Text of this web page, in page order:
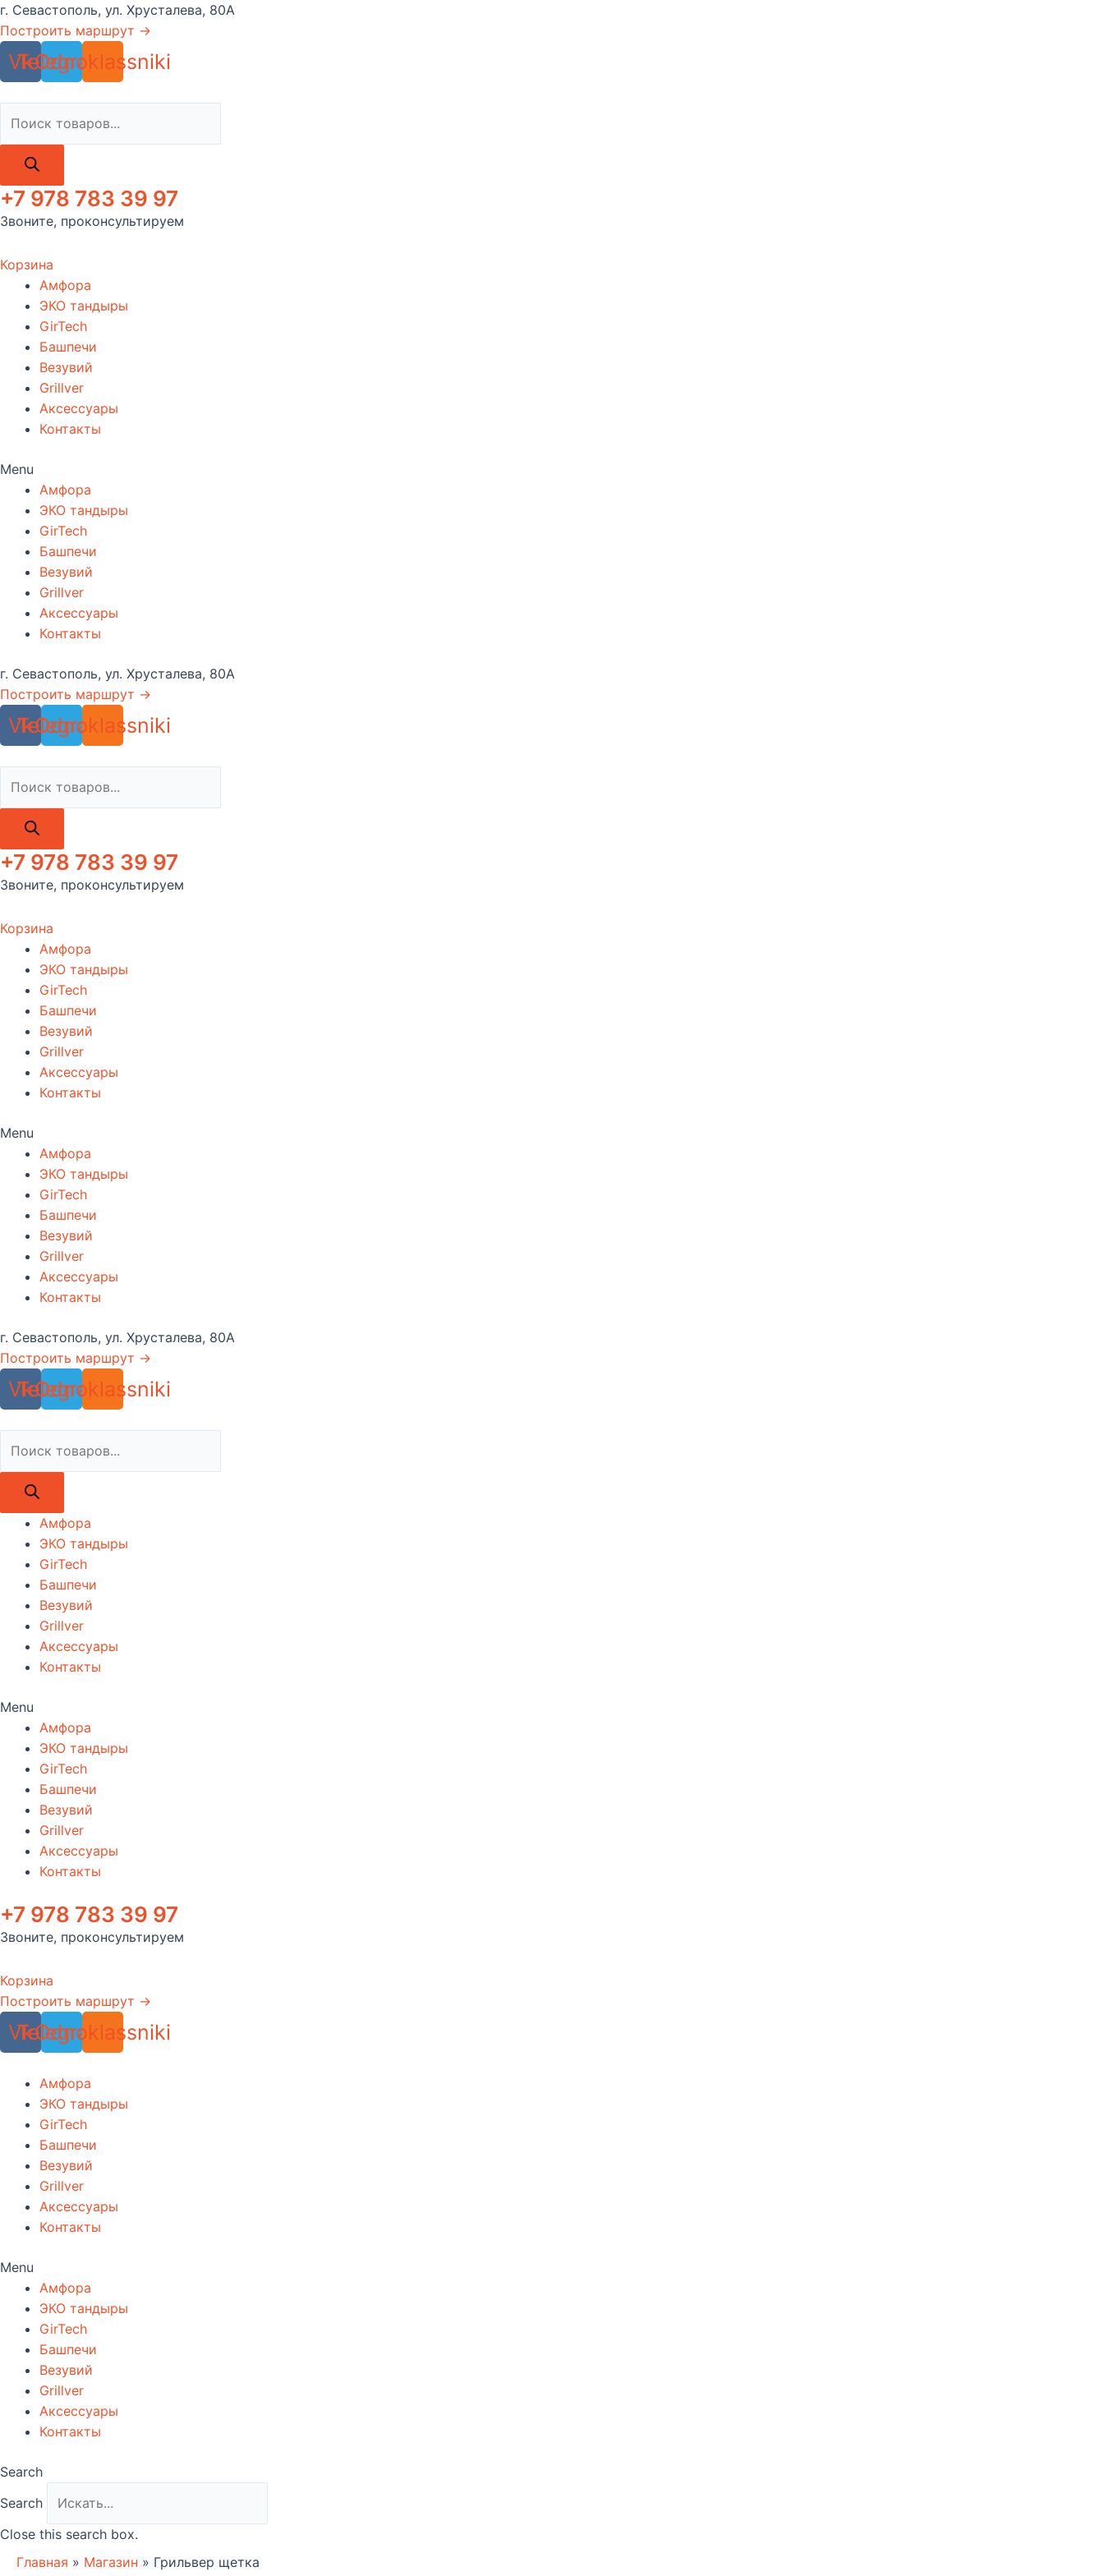
Перейти
к
содержимому
г. Севастополь, ул. Хрусталева, 80А
Построить маршрут →
Vk
Telegram
Odnoklassniki
товаров
+7 978 783 39 97
Звоните, проконсультируем
Корзина
Амфора
ЭКО тандыры
GirTech
Башпечи
Везувий
Grillver
Аксессуары
Контакты
Menu
Амфора
ЭКО тандыры
GirTech
Башпечи
Везувий
Grillver
Аксессуары
Контакты
г. Севастополь, ул. Хрусталева, 80А
Построить маршрут →
Vk
Telegram
Odnoklassniki
товаров
+7 978 783 39 97
Звоните, проконсультируем
Корзина
Амфора
ЭКО тандыры
GirTech
Башпечи
Везувий
Grillver
Аксессуары
Контакты
Menu
Амфора
ЭКО тандыры
GirTech
Башпечи
Везувий
Grillver
Аксессуары
Контакты
г. Севастополь, ул. Хрусталева, 80А
Построить маршрут →
Vk
Telegram
Odnoklassniki
товаров
Амфора
ЭКО тандыры
GirTech
Башпечи
Везувий
Grillver
Аксессуары
Контакты
Menu
Амфора
ЭКО тандыры
GirTech
Башпечи
Везувий
Grillver
Аксессуары
Контакты
+7 978 783 39 97
Звоните, проконсультируем
Корзина
Построить маршрут →
Vk
Telegram
Odnoklassniki
Амфора
ЭКО тандыры
GirTech
Башпечи
Везувий
Grillver
Аксессуары
Контакты
Menu
Амфора
ЭКО тандыры
GirTech
Башпечи
Везувий
Grillver
Аксессуары
Контакты
Search
Search
Close this search box.
Главная » Магазин » Грильвер щетка